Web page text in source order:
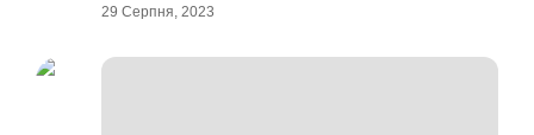
29 Серпня, 2023